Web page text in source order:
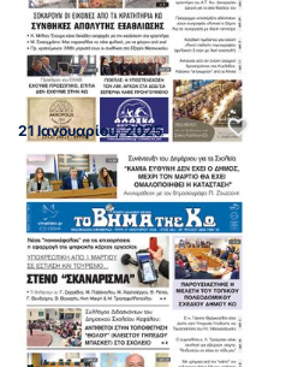
21 Ιανουαρίου, 2025